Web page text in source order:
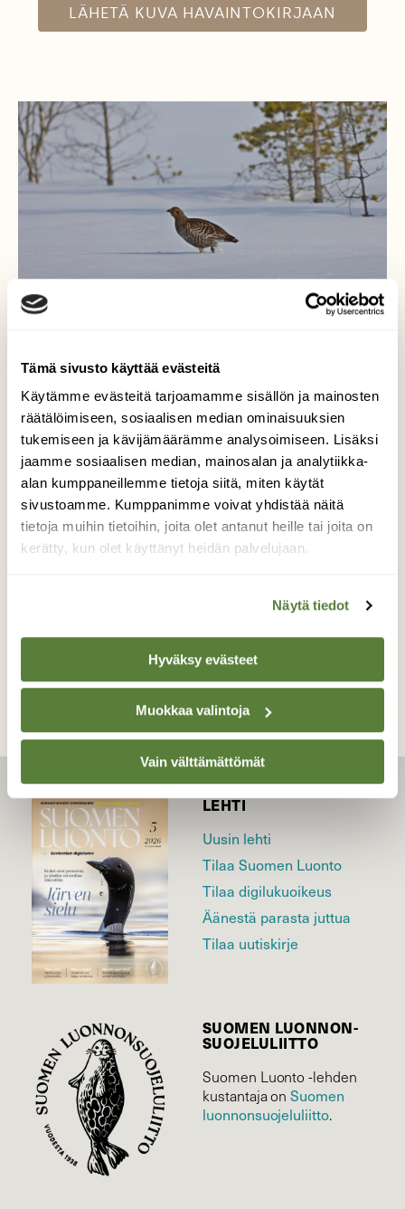
Tämä sivusto käyttää evästeitä
Käytämme evästeitä tarjoamamme sisällön ja mainosten
räätälöimiseen, sosiaalisen median ominaisuuksien
tukemiseen ja kävijämäärämme analysoimiseen. Lisäksi
jaamme sosiaalisen median, mainosalan ja analytiikka-
alan kumppaneillemme tietoja siitä, miten käytät
sivustoamme. Kumppanimme voivat yhdistää näitä
tietoja muihin tietoihin, joita olet antanut heille tai joita on
kerätty, kun olet käyttänyt heidän palvelujaan.
Näytä tiedot
Hyväksy evästeet
Muokkaa valintoja
Vain välttämättömät
LÄHETÄ KUVA HAVAINTOKIRJAAN
Teeri astelee hangella
Kevät etenee, vaikkakin tänä vuonna
hitaasti. Teeret kokoontuvat - selvästi on
kevättä jo rinnassa. Tämä teerinaaras
astelee kevään vitivalkoisella uuden lumen
hangella kovin määrätietoisin askelin.
Valokuvaaja: Tommi Kujala, Utajärvi 7.4.2022
TAKAISIN LISTAAN
LEHTI
Uusin lehti
Tilaa Suomen Luonto
Tilaa digilukuoikeus
Äänestä parasta juttua
Tilaa uutiskirje
SUOMEN LUONNON­
SUOJELU­LIITTO
Suomen Luonto -lehden
kustantaja onSuomen
luonnonsuojelu­liitto.